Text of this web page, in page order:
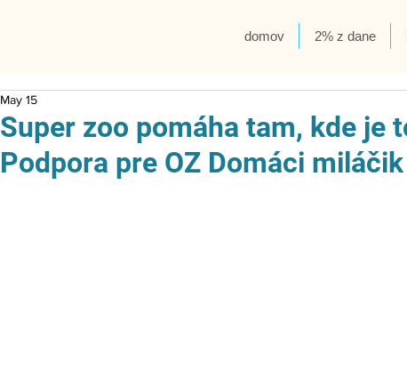
domov 2% z dane
Super zoo pomáha tam, kde je
Podpora pre OZ Domáci
May 15